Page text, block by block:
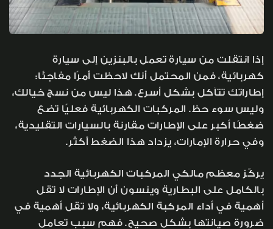
إذا انتقلت من سيارة تعمل بالبنزين إلى سيارة
كهربائية، فمن المحتمل أنك لاحظت أمرًا مفاجئًا:
إطاراتك تتآكل بشكل أسرع. هذا ليس من نسج خيالك،
وليس سوء حظ. المركبات الكهربائية فعليًا تضع
ضغطًا أكبر على الإطارات مقارنة بالسيارات التقليدية،
وفي حرارة الإمارات، يزداد هذا الضغط أكثر.
يركّز معظم مالكي المركبات الكهربائية الجدد
بالكامل على البطارية وينسون أن الإطارات لا تقل
أهمية في أداء المركبة الكهربائية، ولا تقل أهمية في
ضرورة صيانتها بشكل صحيح. فهم سبب تعامل